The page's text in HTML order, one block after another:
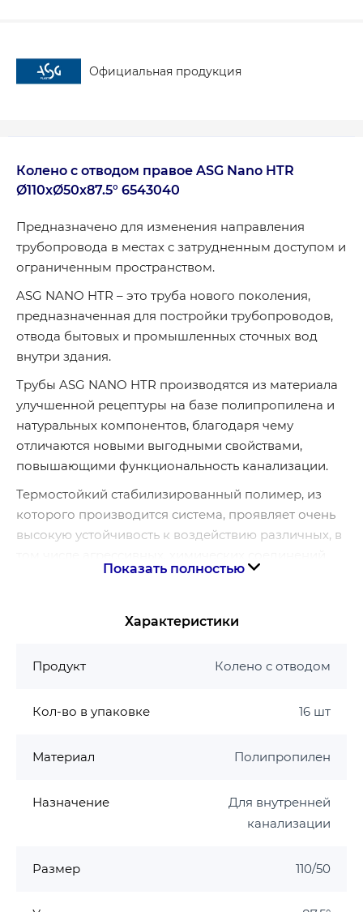
Официальная продукция
Колено с отводом правое ASG Nano HTR
Ø110хØ50х87.5° 6543040
Предназначено для изменения направления
трубопровода в местах с затрудненным доступом и
ограниченным пространством.
ASG NANO HTR – это труба нового поколения,
предназначенная для постройки трубопроводов,
отвода бытовых и промышленных сточных вод
внутри здания.
Трубы ASG NANO HTR производятся из материала
улучшенной рецептуры на базе полипропилена и
натуральных компонентов, благодаря чему
отличаются новыми выгодными свойствами,
повышающими функциональность канализации.
Термостойкий стабилизированный полимер, из
которого производится система, проявляет очень
высокую устойчивость к воздействию различных, в
сточных вод высокой и низкой температуры.
Максимальная рабочая температура: +95 °С
Гарантия производителя на канализацию ASG
Гарантия 15 лет
Показать полностью
Характеристики
Продукт Колено с отводом
Кол-во в упаковке 16 шт
Материал Полипропилен
Назначение
Для внутренней
канализации
Размер 110/50